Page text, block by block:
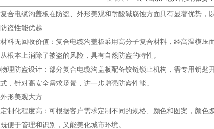
复合电缆沟盖板在防盗、外形美观和耐酸碱腐蚀方面具有显著优势，
防盗性能优越
材料无回收价值 ：复合电缆沟盖板采用高分子复合材料，经高温模压
从根本上消除了被盗的风险，具有自然防盗的特性。
物理防盗设计：部分复合电缆沟盖板配备铰链锁止机构，需专用钥匙
式，针对高安全需求场景，进一步增强防盗性能。
外形美观大方
定制化程度高 ：可根据客户需求定制不同的规格、颜色和图案，颜色
既便于管理和识别，又能美化城市环境。